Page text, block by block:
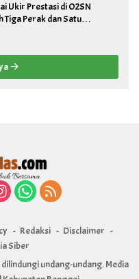
Ukir Prestasi di O2SN
Tiga Perak dan Satu
Redaksi
Disclaimer
Siber
undang-undang. Media